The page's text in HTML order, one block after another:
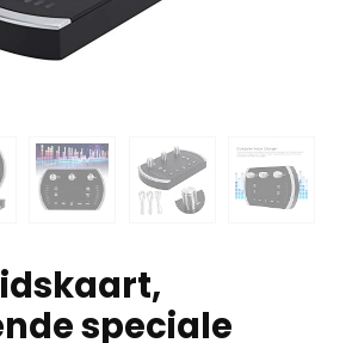
speciale